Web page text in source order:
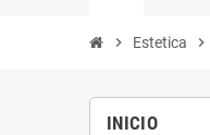
chevron_right Estetica chevron_right
INICIO